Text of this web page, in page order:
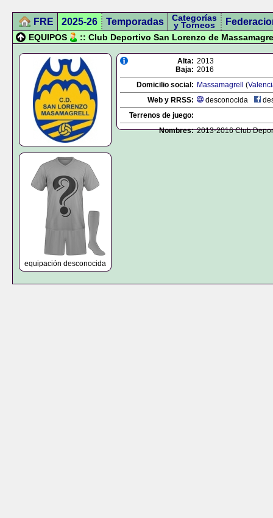
FRE 2025-26 Temporadas Categorías
y Torneos
EQUIPOS :: Club Deportivo San Lorenzo de
equipación desconocida
Alta: 2013
Baja: 2016
Domicilio social: Massamagrell (
Web y RRSS:
desconocida
Terrenos de juego:
Nombres: 2013-2016 Club